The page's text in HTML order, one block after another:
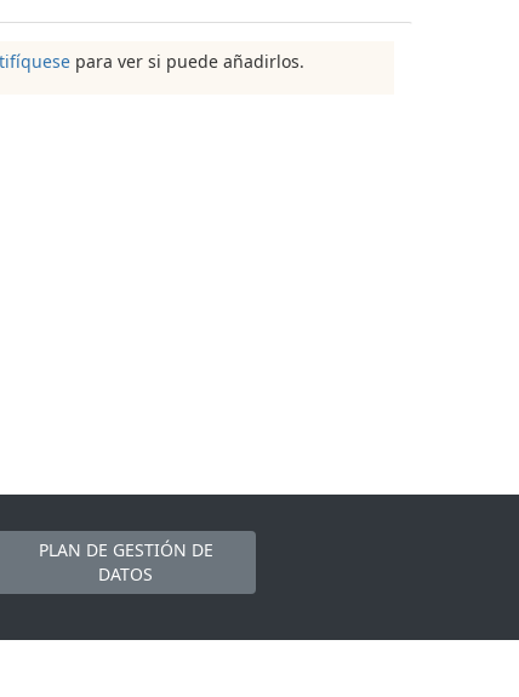
para ver si puede añadirlos.
PLAN DE GESTIÓN DE
DATOS